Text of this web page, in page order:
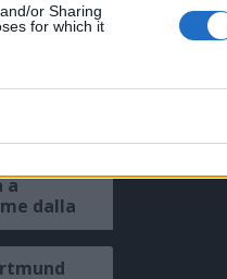
or Sharing
for which it
a
dalla